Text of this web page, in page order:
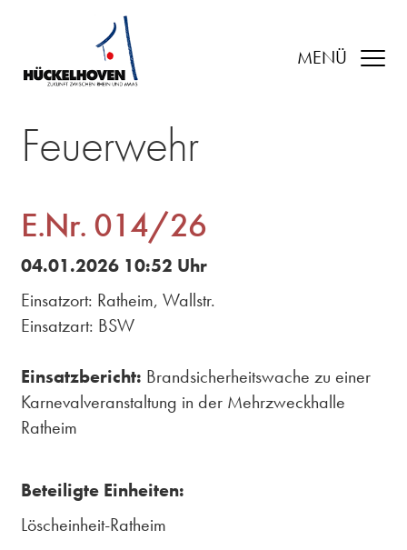
MENÜ
Feuerwehr
E.Nr. 014/26
04.01.2026 10:52 Uhr
Einsatzort: Ratheim, Wallstr.
Einsatzart: BSW
Einsatzbericht: Brandsicherheitswache zu einer
Karnevalveranstaltung in der Mehrzweckhalle
Ratheim
Beteiligte Einheiten:
Löscheinheit-Ratheim